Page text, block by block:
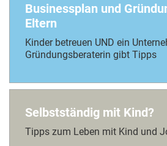
Businessplan und
Eltern
Kinder betreuen UND ein
Gründungsberaterin gibt Tipps
Selbstständig mit Kind?
Tipps zum Leben mit Kind und